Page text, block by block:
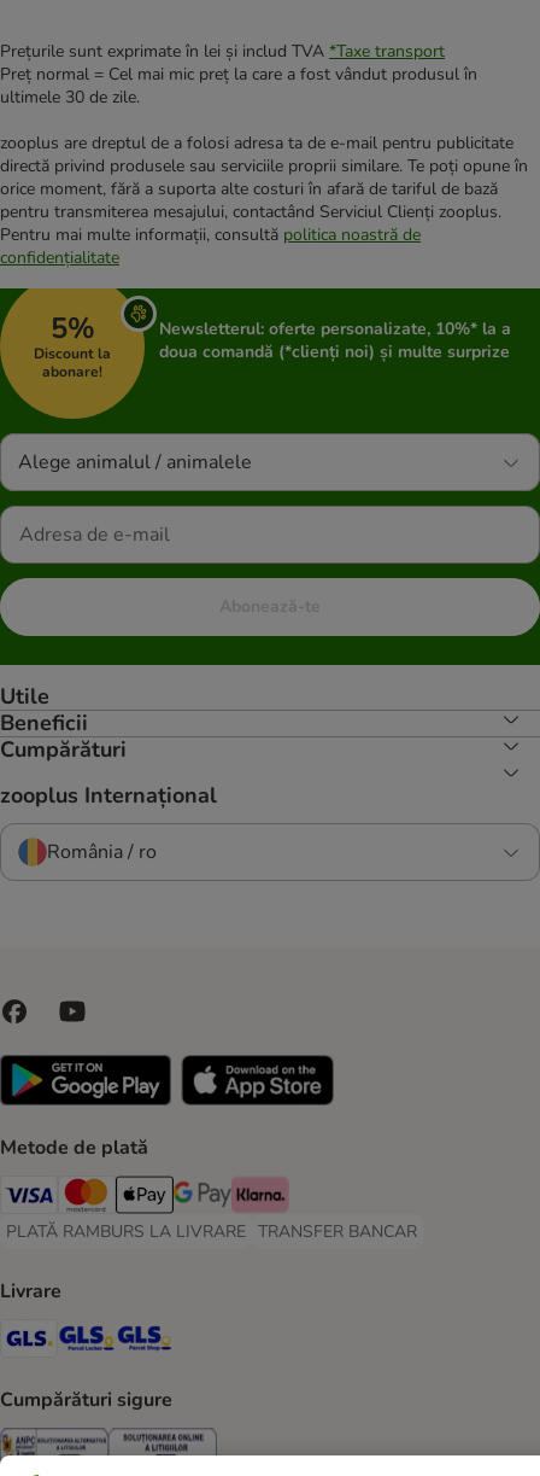
Prețurile sunt exprimate în lei și includ TVA *Taxe transport
Preț normal = Cel mai mic preț la care a fost vândut produsul în
ultimele 30 de zile.
zooplus are dreptul de a folosi adresa ta de e-mail pentru publicitate
directă privind produsele sau serviciile proprii similare. Te poți opune în
orice moment, fără a suporta alte costuri în afară de tariful de bază
pentru transmiterea mesajului, contactând Serviciul Clienți zooplus.
Pentru mai multe informații, consultă politica noastră de
confidențialitate
5%
Discount la
abonare!
Newsletterul: oferte personalizate, 10%* la a
doua comandă (*clienți noi) și multe surprize
Alege animalul / animalele
Abonează-te
Utile
Beneficii
Cumpărături
zooplus Internațional
România / ro
Metode de plată
Visa Payment Method
Master Card Payment Method
Apple Pay Payment Method
Google Pay Payment Method
Klarna Payment Method
PLATĂ RAMBURS LA LIVRARE
PLATĂ RAMBURS LA LIVRARE Payment Method
TRANSFER BANCAR
TRANSFER BANCAR Payment
Livrare
GLS Shipping Method
GLS Locker Shipping Method
Cumpărături sigure
Security Security